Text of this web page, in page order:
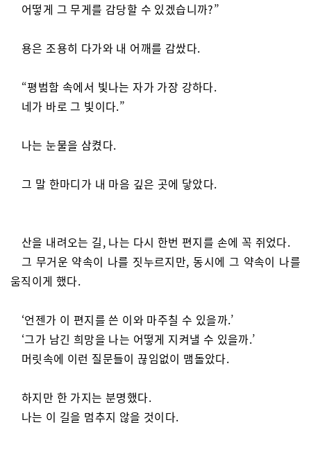
어떻게 그 무게를 감당할 수 있겠습니까?”
용은 조용히 다가와 내 어깨를 감쌌다.
“평범함 속에서 빛나는 자가 가장 강하다.
네가 바로 그 빛이다.”
나는 눈물을 삼켰다.
그 말 한마디가 내 마음 깊은 곳에 닿았다.
산을 내려오는 길, 나는 다시 한번 편지를 손에 꼭 쥐었다.
그 무거운 약속이 나를 짓누르지만, 동시에 그 약속이 나를
움직이게 했다.
‘언젠가 이 편지를 쓴 이와 마주칠 수 있을까.’
‘그가 남긴 희망을 나는 어떻게 지켜낼 수 있을까.’
머릿속에 이런 질문들이 끊임없이 맴돌았다.
하지만 한 가지는 분명했다.
나는 이 길을 멈추지 않을 것이다.